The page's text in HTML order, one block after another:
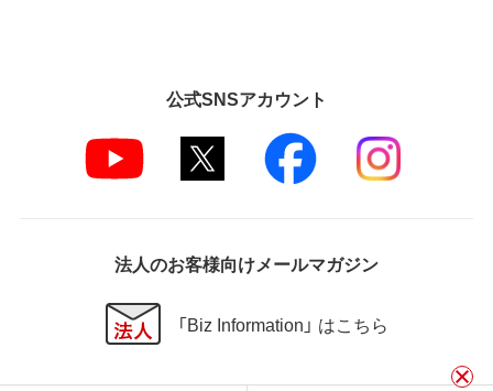
公式SNSアカウント
法人のお客様向けメールマガジン
「Biz Information」 はこちら